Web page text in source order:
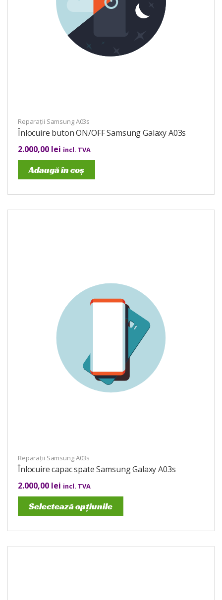
Reparații Samsung A03s
Înlocuire buton ON/OFF Samsung Galaxy A03s
2.000,00 lei incl. TVA
Adaugă în coș
Reparații Samsung A03s
Înlocuire capac spate Samsung Galaxy A03s
2.000,00 lei incl. TVA
Selectează opțiunile